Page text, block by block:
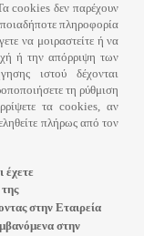
cookies δεν παρέχουν
πληροφορία
να μοιραστείτε ή να
ή την απόρριψη των
ιστού δέχονται
τη ρύθμιση
τα cookies, αν
πλήρως από τον
έχετε
στην Εταιρεία
στην